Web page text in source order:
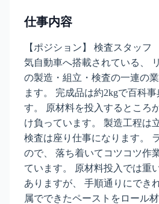
仕事内容
【ポジション】 検査スタッフ
気自動車へ搭載されている、
の製造・組立・検査の一連の
ます。 完成品は約2kgで百科
す。 原材料を投入するところ
け負っています。 製造工程は
検査は座り仕事になります。
ので、 落ち着いてコツコツ作
ています。 原材料投入では重
ありますが、 手順通りにでき
属でできたペーストをロール